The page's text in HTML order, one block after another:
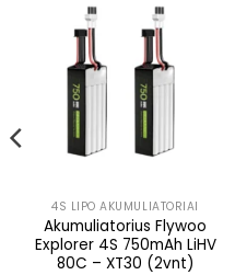
4S LIPO AKUMULIATORIAI
Akumuliatorius Flywoo
Explorer 4S 750mAh LiHV
80C – XT30 (2vnt)